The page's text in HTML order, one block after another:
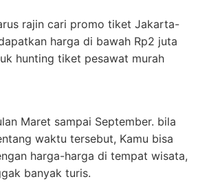
rajin cari promo tiket Jakarta-
harga di bawah Rp2 juta
hunting tiket pesawat murah
Maret sampai September. bila
waktu tersebut, Kamu bisa
harga-harga di tempat wisata,
banyak turis.